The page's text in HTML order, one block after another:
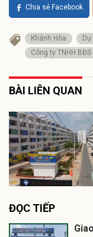
Chia sẻ Facebook
Khánh Hòa
Công ty TNHH BĐS
BÀI LIÊN QUAN
ĐỌC TIẾP